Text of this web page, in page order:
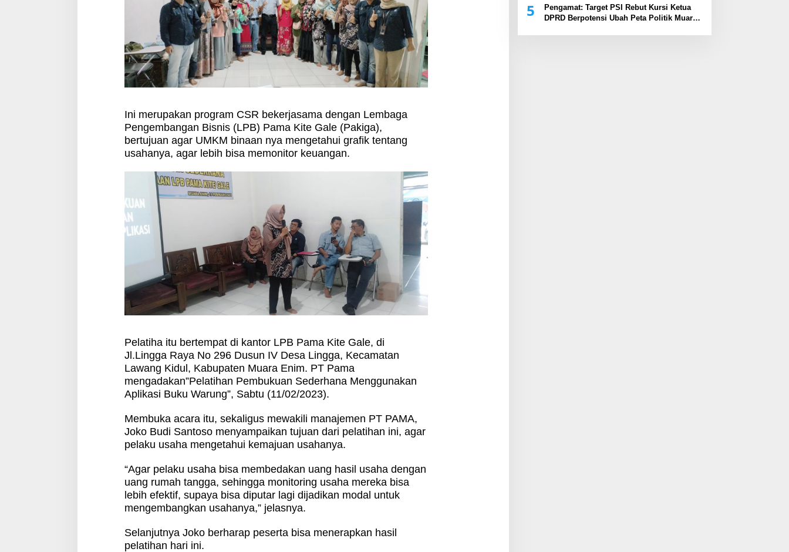
Ini merupakan program CSR bekerjasama dengan Lembaga
Pengembangan Bisnis (LPB) Pama Kite Gale (Pakiga),
bertujuan agar UMKM binaan nya mengetahui grafik tentang
usahanya, agar lebih bisa memonitor keuangan.
Pelatiha itu bertempat di kantor LPB Pama Kite Gale, di
Jl.Lingga Raya No 296 Dusun IV Desa Lingga, Kecamatan
Lawang Kidul, Kabupaten Muara Enim. PT Pama
mengadakan”Pelatihan Pembukuan Sederhana Menggunakan
Aplikasi Buku Warung”, Sabtu (11/02/2023).
Membuka acara itu, sekaligus mewakili manajemen PT PAMA,
Joko Budi Santoso menyampaikan tujuan dari pelatihan ini, agar
pelaku usaha mengetahui kemajuan usahanya.
“Agar pelaku usaha bisa membedakan uang hasil usaha dengan
uang rumah tangga, sehingga monitoring usaha mereka bisa
lebih efektif, supaya bisa diputar lagi dijadikan modal untuk
mengembangkan usahanya,” jelasnya.
Selanjutnya Joko berharap peserta bisa menerapkan hasil
pelatihan hari ini.
5
Pengamat: Target PSI Rebut Kursi Ketua
DPRD Berpotensi Ubah Peta Politik Muara